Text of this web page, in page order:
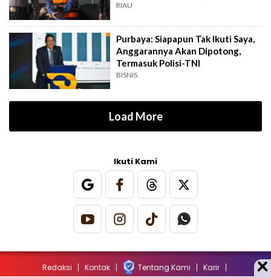
RIAU
Purbaya: Siapapun Tak Ikuti Saya,
Anggarannya Akan Dipotong,
Termasuk Polisi-TNI
BISNIS
Load More
Ikuti Kami
Redaksi Kontak Tentang Kami Karir